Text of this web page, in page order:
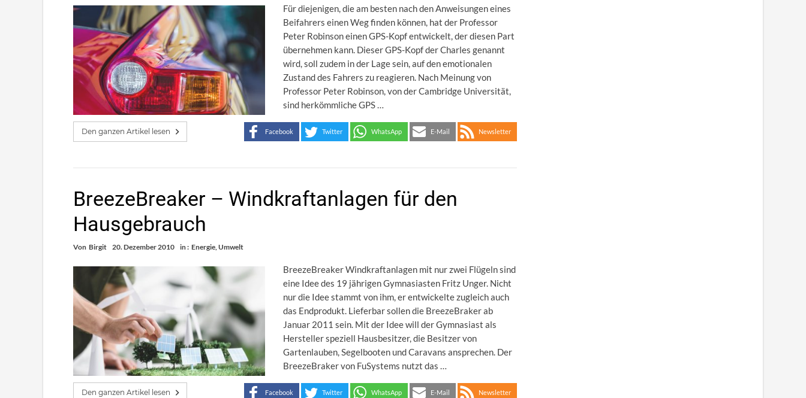
Für diejenigen, die am besten nach den Anweisungen eines
Beifahrers einen Weg finden können, hat der Professor
Peter Robinson einen GPS-Kopf entwickelt, der diesen Part
übernehmen kann. Dieser GPS-Kopf der Charles genannt
wird, soll zudem in der Lage sein, auf den emotionalen
Zustand des Fahrers zu reagieren. Nach Meinung von
Professor Peter Robinson, von der Cambridge Universität,
sind herkömmliche GPS …
Den ganzen Artikel lesen Facebook Twitter WhatsApp E-Mail Newsletter
BreezeBreaker – Windkraftanlagen für den
Hausgebrauch
Von Birgit 20. Dezember 2010 in : Energie,Umwelt
BreezeBreaker Windkraftanlagen mit nur zwei Flügeln sind
eine Idee des 19 jährigen Gymnasiasten Fritz Unger. Nicht
nur die Idee stammt von ihm, er entwickelte zugleich auch
das Endprodukt. Lieferbar sollen die BreezeBraker ab
Januar 2011 sein. Mit der Idee will der Gymnasiast als
Hersteller speziell Hausbesitzer, die Besitzer von
Gartenlauben, Segelbooten und Caravans ansprechen. Der
BreezeBraker von FuSystems nutzt das …
Den ganzen Artikel lesen Facebook Twitter WhatsApp E-Mail Newsletter